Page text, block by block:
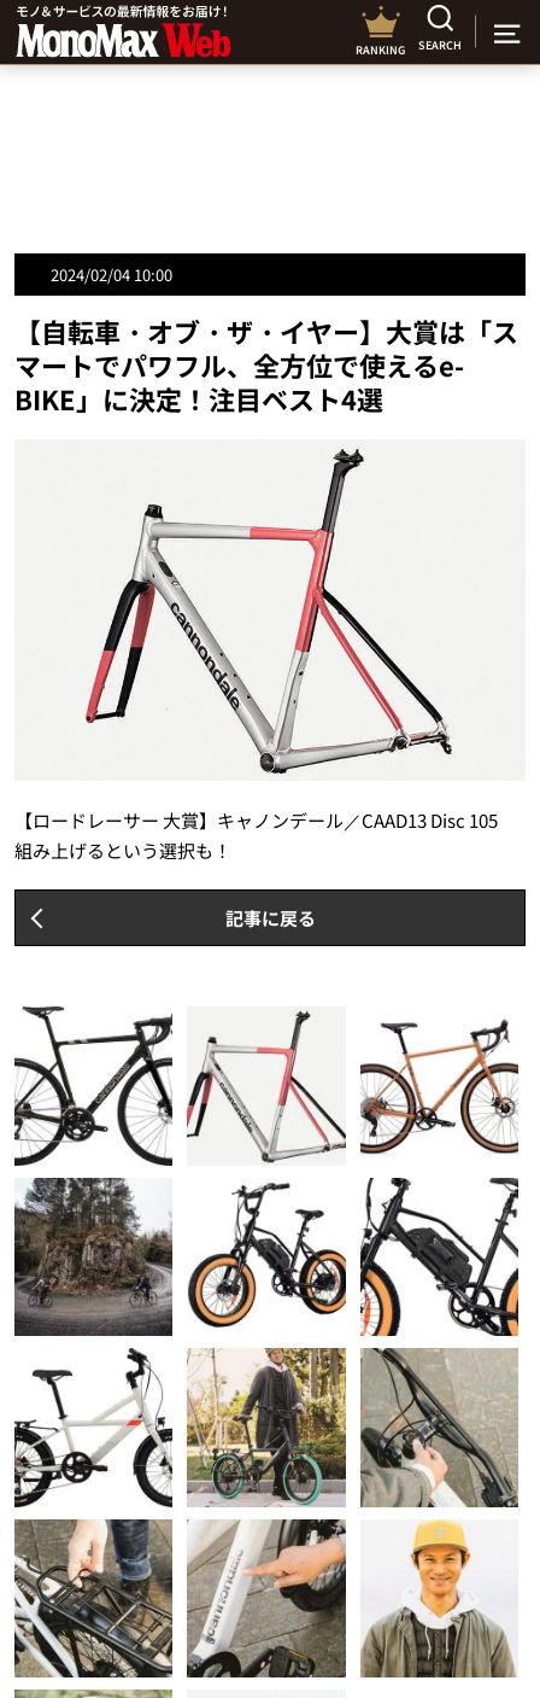
RANKING SEARCH
2024/02/04 10:00
【自転車・オブ・ザ・イヤー】大賞は「ス
マートでパワフル、全方位で使えるe-
BIKE」に決定！注目ベスト4選
【ロードレーサー 大賞】キャノンデール／CAAD13 Disc 105
組み上げるという選択も！
記事に戻る